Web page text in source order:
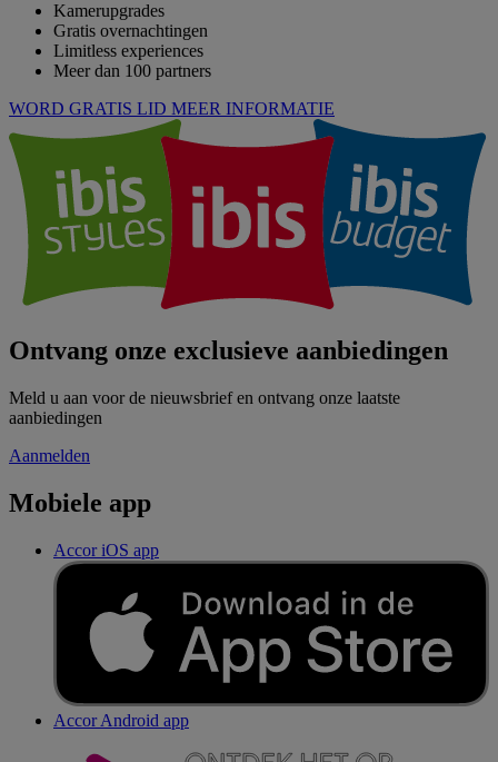
Kamerupgrades
Gratis overnachtingen
Limitless experiences
Meer dan 100 partners
WORD GRATIS LID MEER INFORMATIE
Ontvang onze exclusieve aanbiedingen
Meld u aan voor de nieuwsbrief en ontvang onze laatste
aanbiedingen
Aanmelden
Mobiele app
Accor iOS app
Accor Android app